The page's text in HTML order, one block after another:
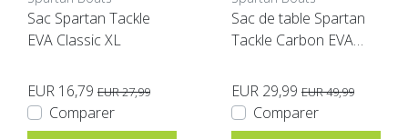
Sac Spartan Tackle
EVA Classic XL
EUR 16,79 EUR 27,99
Comparer
Sac de table Spartan
Tackle Carbon EVA
EUR 29,99 EUR 49,99
Comparer